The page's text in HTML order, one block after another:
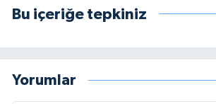
Bu içeriğe tepkiniz
Yorumlar